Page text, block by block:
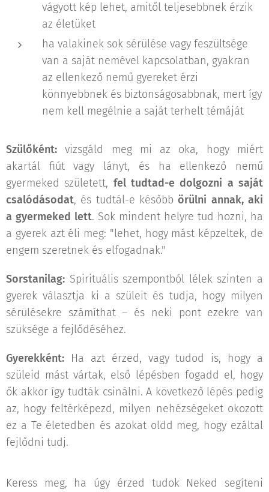
vágyott kép lehet, amitől teljesebbnek érzik
az életüket
ha valakinek sok sérülése vagy feszültsége
van a saját nemével kapcsolatban, gyakran
az ellenkező nemű gyereket érzi
könnyebbnek és biztonságosabbnak, mert így
nem kell megélnie a saját terhelt témáját
Szülőként: vizsgáld meg mi az oka, hogy miért
akartál fiút vagy lányt, és ha ellenkező nemű
gyermeked született, fel tudtad-e dolgozni a saját
csalódásodat, és tudtál-e későbbörülni annak, aki
a gyermeked lett. Sok mindent helyre tud hozni, ha
a gyerek azt éli meg: "lehet, hogy mást képzeltek, de
engem szeretnek és elfogadnak."
Sorstanilag: Spirituális szempontból lélek szinten a
gyerek választja ki a szüleit és tudja, hogy milyen
sérülésekre számíthat – és neki pont ezekre van
szüksége a fejlődéséhez.
Gyerekként: Ha azt érzed, vagy tudod is, hogy a
szüleid mást vártak, első lépésben fogadd el, hogy
ők akkor így tudták csinálni. A következő lépés pedig
az, hogy feltérképezd, milyen nehézségeket okozott
ez a Te életedben és azokat oldd meg, hogy ezáltal
fejlődni tudj.
Keress meg, ha úgy érzed tudok Neked segíteni